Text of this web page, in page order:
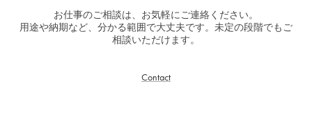
お仕事のご相談は、お気軽にご連絡ください。
用途や納期など、分かる範囲で大丈夫です。未定の段階でもご
相談いただけます。
Contact